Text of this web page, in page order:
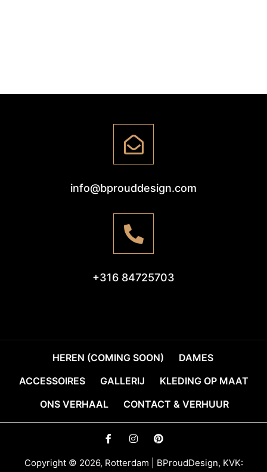
info@bprouddesign.com
+316 84725703
HEREN (COMING SOON)
DAMES
ACCESSOIRES
GALLERIJ
KLEDING OP MAAT
ONS VERHAAL
CONTACT & VERHUUR
Copyright © 2026, Rotterdam | BProudDesign, KVK: